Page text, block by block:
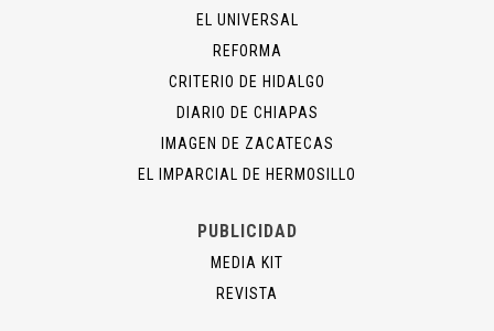
EL UNIVERSAL
REFORMA
CRITERIO DE HIDALGO
DIARIO DE CHIAPAS
IMAGEN DE ZACATECAS
EL IMPARCIAL DE HERMOSILLO
PUBLICIDAD
MEDIA KIT
REVISTA